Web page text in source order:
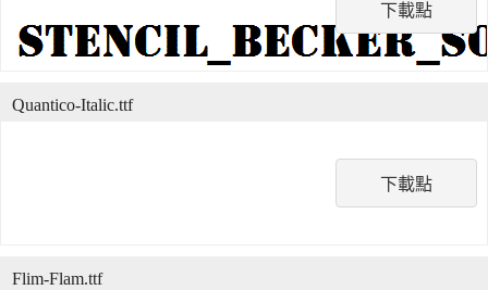
下載點
下載點
Quantico-Italic.ttf
Flim-Flam.ttf